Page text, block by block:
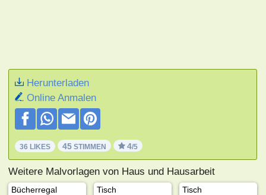
Herunterladen
Online Anmalen
36 LIKES 45 STIMMEN 4/5
Weitere Malvorlagen von Haus und Hausarbeit
Bücherregal Tisch Tisch